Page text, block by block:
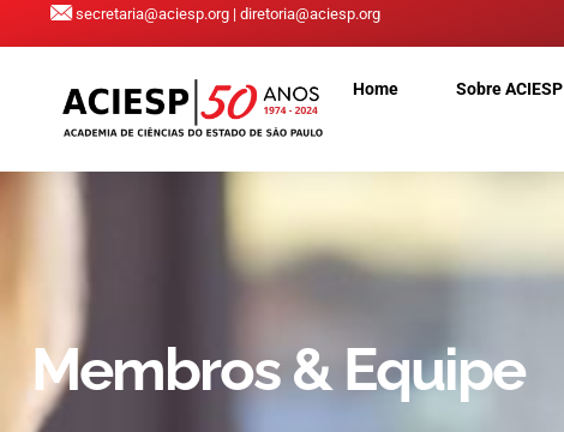
secretaria@aciesp.org | diretoria@aciesp.org
Home Sobre ACIESP
Membros & Equipe